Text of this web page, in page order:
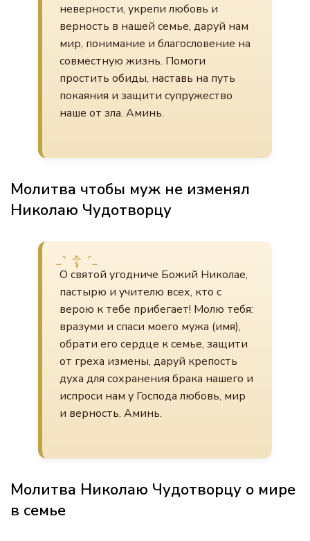
неверности, укрепи любовь и
верность в нашей семье, даруй нам
мир, понимание и благословение на
совместную жизнь. Помоги
простить обиды, наставь на путь
покаяния и защити супружество
наше от зла. Аминь.
Молитва чтобы муж не изменял
Николаю Чудотворцу
О святой угодниче Божий Николае,
пастырю и учителю всех, кто с
верою к тебе прибегает! Молю тебя:
вразуми и спаси моего мужа (имя),
обрати его сердце к семье, защити
от греха измены, даруй крепость
духа для сохранения брака нашего и
испроси нам у Господа любовь, мир
и верность. Аминь.
Молитва Николаю Чудотворцу о мире
в семье